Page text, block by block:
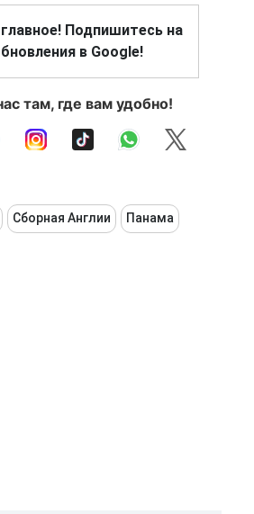
Подпишитесь на
в Google!
там, где вам удобно!
Сборная Англии Панама